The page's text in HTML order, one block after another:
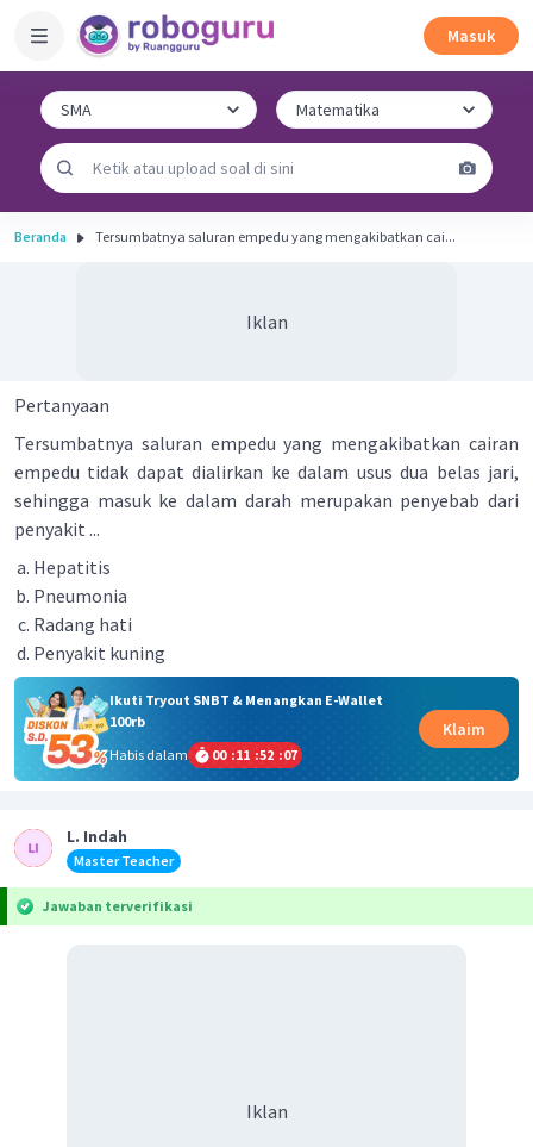
Masuk
Beranda Tersumbatnya saluran empedu yang mengakibatkan cai...
Iklan
Pertanyaan
Tersumbatnya saluran empedu yang mengakibatkan cairan
empedu tidak dapat dialirkan ke dalam usus dua belas jari,
sehingga masuk ke dalam darah merupakan penyebab dari
penyakit ...
Нерatitis
Pneumonia
Radang hati
Penyakit kuning
Ikuti Tryout SNBT & Menangkan E-Wallet
100rb
Habis dalam
00 :11 :52 :07
Klaim
L. Indah
Master Teacher
Jawaban terverifikasi
Iklan